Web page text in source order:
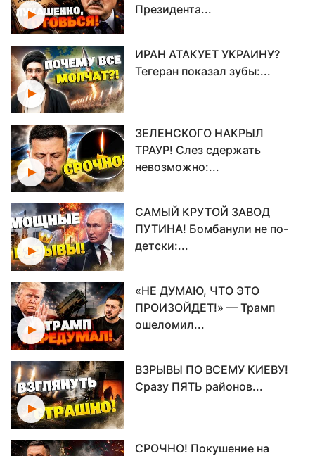
Президента...
ИРАН АТАКУЕТ УКРАИНУ?
Тегеран показал зубы:...
ЗЕЛЕНСКОГО НАКРЫЛ
ТРАУР! Слез сдержать
невозможно:...
САМЫЙ КРУТОЙ ЗАВОД
ПУТИНА! Бомбанули не по-
детски:...
«НЕ ДУМАЮ, ЧТО ЭТО
ПРОИЗОЙДЕТ!» — Трамп
ошеломил...
ВЗРЫВЫ ПО ВСЕМУ КИЕВУ!
Сразу ПЯТЬ районов...
СРОЧНО! Покушение на